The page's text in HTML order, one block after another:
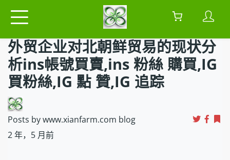
外贸企业对北朝鲜贸易的现状分
析ins帳號買賣,ins 粉絲 購買,IG
買粉絲,IG 點 贊,IG 追踪
Posts by www.xianfarm.com blog
2 年，5 月前